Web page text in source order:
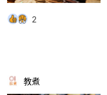
2
教煮